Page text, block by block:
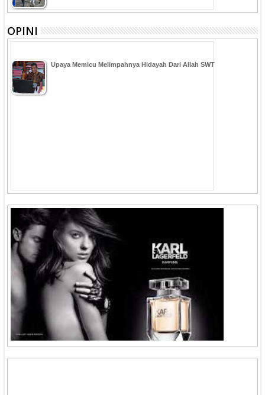
OPINI
Upaya Memicu Melimpahnya Hidayah Dari Allah SWT